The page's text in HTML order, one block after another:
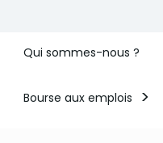
Qui sommes-nous ?
Bourse aux emplois